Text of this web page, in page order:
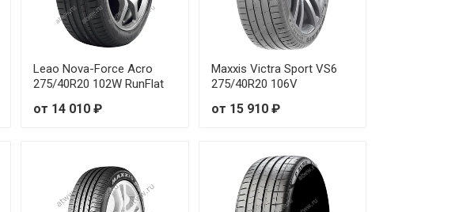
от 6 650 ₽
от 7 150 ₽
от 6 440 ₽
от 7 790 ₽
Leao Nova-Force Acro
275/40R20 102W RunFlat
от 14 010 ₽
Maxxis Victra Sport VS6
275/40R20 106V
от 15 910 ₽